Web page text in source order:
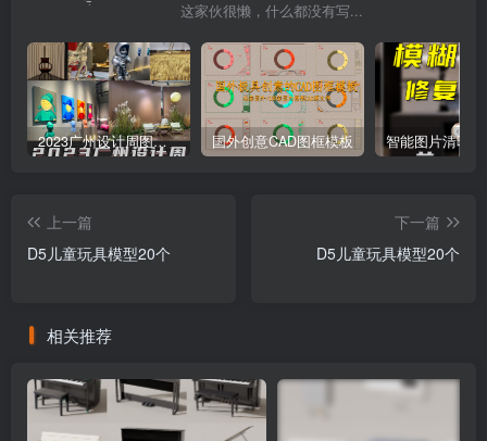
这家伙很懒，什么都没有写...
2023广州设计周图集更新至8000多张高清图+联系方式 国外创意CAD图框模板
上一篇
D5儿童玩具模型20个
下一篇
D5儿童玩具模型20个
相关推荐